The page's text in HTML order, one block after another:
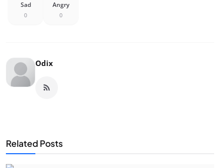
Sad
0
Angry
0
Odix
Related Posts